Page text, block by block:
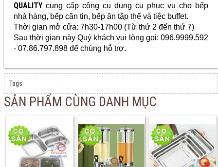
QUALITY cung cấp công cụ dụng cụ phục vụ cho bếp
nhà hàng, bếp căn tin, bếp ăn tập thể và tiệc buffet.
Thời gian mở cửa: 7h30-17h00 (Từ thứ 2 đến thứ 7)
Sau thời gian này Quý khách vui lòng gọi: 096.9999.592
- 07.86.797.898 để chúng hỗ trợ.
Tags:
SẢN PHẨM CÙNG DANH MỤC